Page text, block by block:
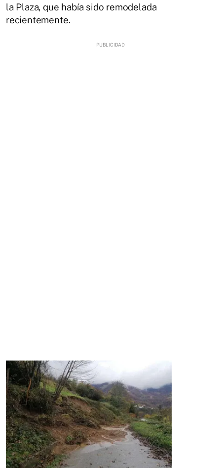
la Plaza, que había sido remodelada
recientemente.